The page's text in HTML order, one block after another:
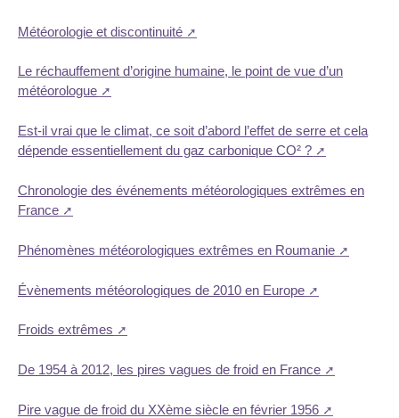
Météorologie et discontinuité
Le réchauffement d’origine humaine, le point de vue d’un
météorologue
Est-il vrai que le climat, ce soit d’abord l’effet de serre et cela
dépende essentiellement du gaz carbonique CO² ?
Chronologie des événements météorologiques extrêmes en
France
Phénomènes météorologiques extrêmes en Roumanie
Évènements météorologiques de 2010 en Europe
Froids extrêmes
De 1954 à 2012, les pires vagues de froid en France
Pire vague de froid du XXème siècle en février 1956